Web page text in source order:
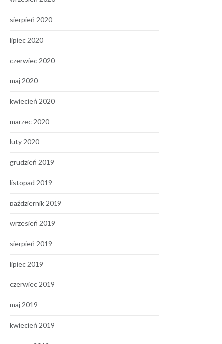
sierpień 2020
lipiec 2020
czerwiec 2020
maj 2020
kwiecień 2020
marzec 2020
luty 2020
grudzień 2019
listopad 2019
październik 2019
wrzesień 2019
sierpień 2019
lipiec 2019
czerwiec 2019
maj 2019
kwiecień 2019